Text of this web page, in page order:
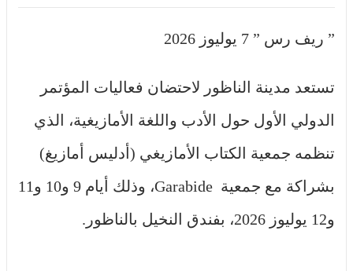
” ريف رس ” 7 يوليوز 2026
تستعد مدينة الناظور لاحتضان فعاليات المؤتمر
الدولي الأول حول الأدب واللغة الأمازيغية، الذي
تنظمه جمعية الكتاب الأمازيغي (أدليس أمازيغ)
بشراكة مع جمعية Garabide، وذلك أيام 9 و10 و11
و12 يوليوز 2026، بفندق النخيل بالناظور.